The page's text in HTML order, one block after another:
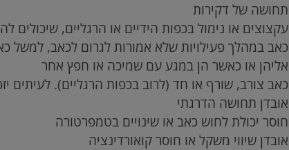
תחושה של דקירות
עקצוצים או נימול בכפות הידיים או הרגליים, שיכולים
כאב במהלך פעילויות שלא אמורות לגרום לכאב, למשל
אליהן או כאשר הן במגע עם שמיכה או חפץ אחר
כאב צורב, שורף או חד (לרוב בכפות הרגליים). לעיתים
אובדן תחושה הדרגתי
חוסר יכולת לחוש כאב או שינויים בטמפרטורה
אובדן שיווי משקל או חוסר קואורדינציה